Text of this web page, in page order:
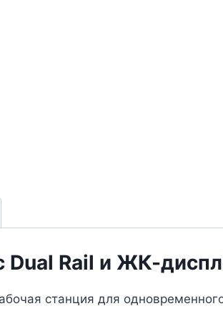
Dual Rail и ЖК-
станция для